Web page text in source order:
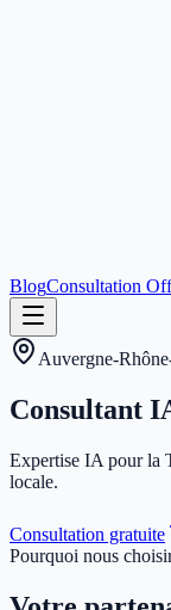
BlogConsultation
Auvergne-
Consultant
Expertise IA pour la
locale.
Consultation gratuite
Pourquoi nous